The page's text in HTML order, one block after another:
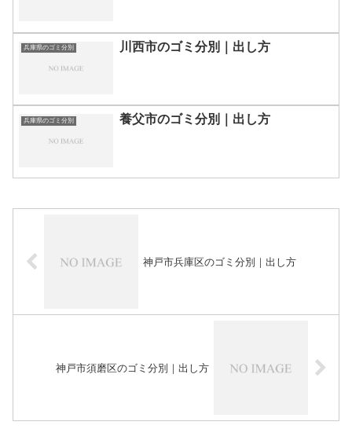
兵庫県のゴミ分別 川西市のゴミ分別｜出し方
兵庫県のゴミ分別 養父市のゴミ分別｜出し方
神戸市兵庫区のゴミ分別｜出し方
神戸市須磨区のゴミ分別｜出し方